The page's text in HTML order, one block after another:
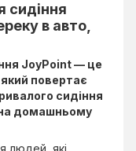
сидіння
в авто,
JoyPoint — це
повертає
сидіння
на домашньому